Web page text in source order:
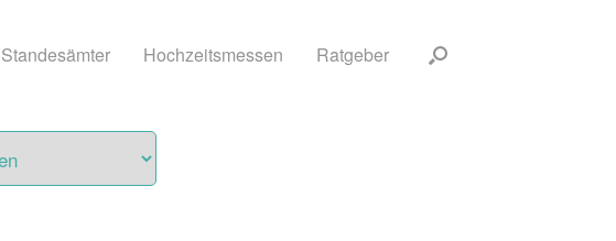
Standesämter Hochzeitsmessen Ratgeber